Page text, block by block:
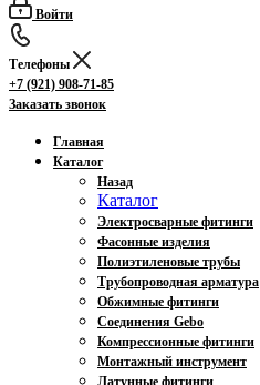
Войти
Телефоны
+7 (921) 908-71-85
Заказать звонок
Главная
Каталог
Назад
Каталог
Электросварные фитинги
Фасонные изделия
Полиэтиленовые трубы
Трубопроводная арматура
Обжимные фитинги
Соединения Gebo
Компрессионные фитинги
Монтажный инструмент
Латунные фитинги